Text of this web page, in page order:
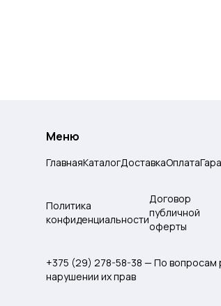
Меню
ГлавнаяКаталогДоставкаОплата
Политика
конфиденциальности
Договор
публичной
оферты
+375 (29) 278-58-38 — По вопросам
нарушении их прав